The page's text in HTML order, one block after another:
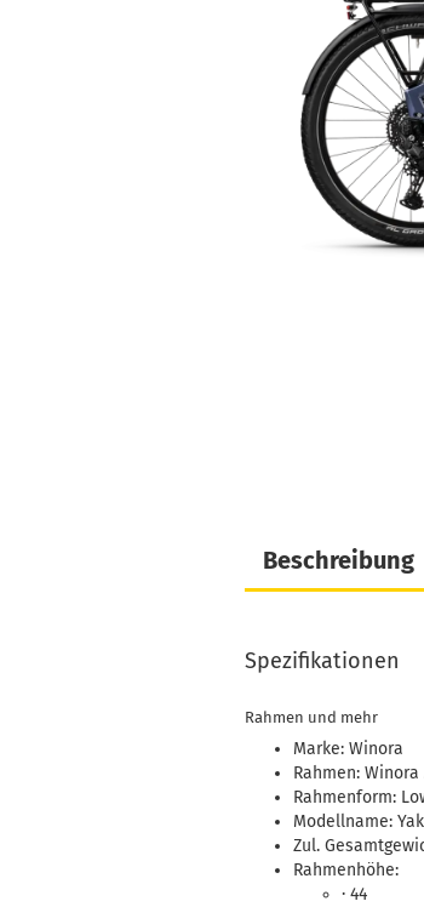
Beschreibung
Spezifikationen
Rahmen und mehr
Marke: Winora
Rahmen: Winora
Rahmenform:
Modellname:
Zul.
Rahmenhöhe:
· 44